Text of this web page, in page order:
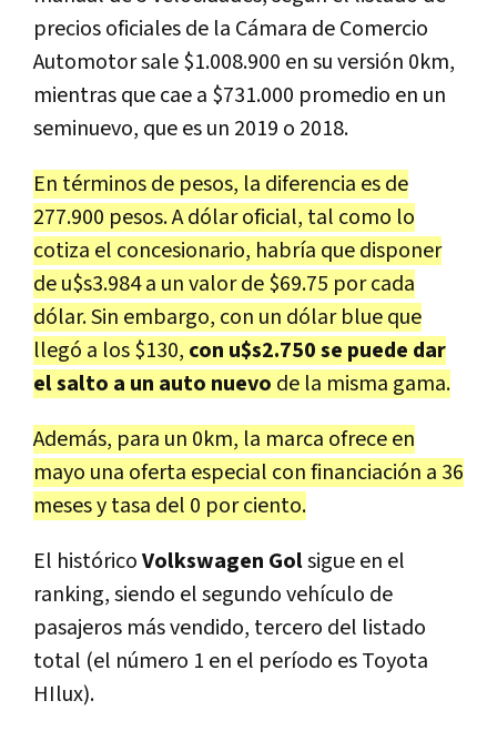
precios oficiales de la Cámara de Comercio
Automotor sale $1.008.900 en su versión 0km,
mientras que cae a $731.000 promedio en un
seminuevo, que es un 2019 o 2018.
En términos de pesos, la diferencia es de
277.900 pesos. A dólar oficial, tal como lo
cotiza el concesionario, habría que disponer
de u$s3.984 a un valor de $69.75 por cada
dólar.Sin embargo, con un dólar blue que
llegó a los $130, con u$s2.750 se puede dar
el salto a un auto nuevo de la misma gama.
Además, para un 0km, la marca ofrece en
mayo una oferta especial con financiación a 36
meses y tasa del 0 por ciento.
El históricoVolkswagen Golsigue en el
ranking, siendo el segundo vehículo de
pasajeros más vendido, tercero del listado
total (el número 1 en el período es Toyota
HIlux).